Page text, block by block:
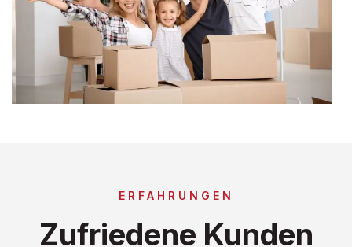
ERFAHRUNGEN
Zufriedene Kunden